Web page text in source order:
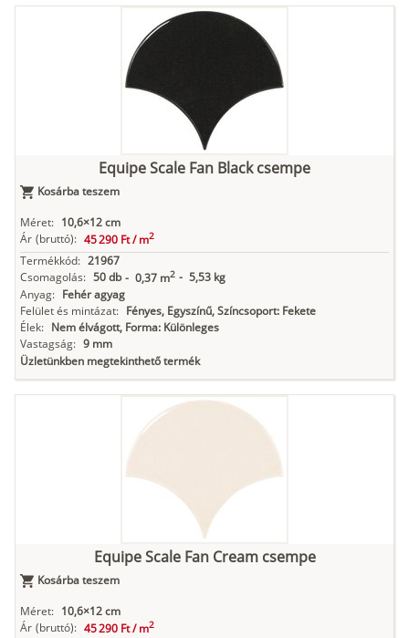
Equipe Scale Fan Black csempe
Kosárba teszem
Méret: 10,6×12 cm
Ár (bruttó): 45 290 Ft /m2
Termékkód: 21967
Csomagolás: 50 db - 0,37 m2 - 5,53 kg
Anyag: Fehér agyag
Felület és mintázat: Fényes, Egyszínű, Színcsoport: Fekete
Élek: Nem élvágott, Forma: Különleges
Vastagság: 9 mm
Üzletünkben megtekinthető termék
Equipe Scale Fan Cream csempe
Kosárba teszem
Méret: 10,6×12 cm
Ár (bruttó): 45 290 Ft /m2